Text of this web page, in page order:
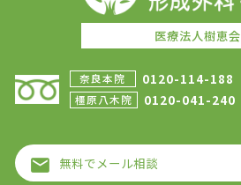
医療法人樹恵会
奈良本院 0120-114-188
橿原八木院 0120-041-240
無料でメール相談